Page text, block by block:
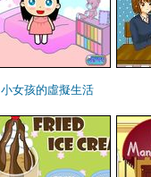
小女孩的虛擬生活